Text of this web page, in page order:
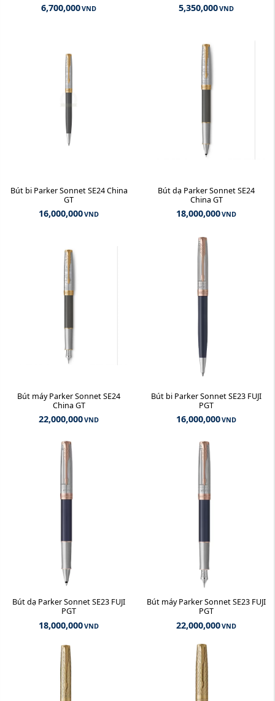
6,700,000VND 5,350,000VND
Bút bi Parker Sonnet SE24 China
GT
16,000,000VND
Bút dạ Parker Sonnet SE24
China GT
18,000,000VND
Bút máy Parker Sonnet SE24
China GT
22,000,000VND
Bút bi Parker Sonnet SE23 FUJI
PGT
16,000,000VND
Bút dạ Parker Sonnet SE23 FUJI
PGT
18,000,000VND
Bút máy Parker Sonnet SE23 FUJI
PGT
22,000,000VND